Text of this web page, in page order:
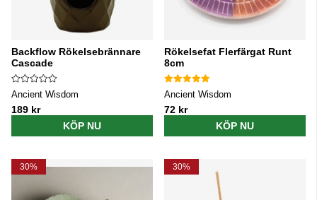
Backflow Rökelsebrännare
Cascade
Ancient Wisdom
189 kr
KÖP NU
Rökelsefat Flerfärgat Runt
8cm
Ancient Wisdom
72 kr
KÖP NU
30% 30%